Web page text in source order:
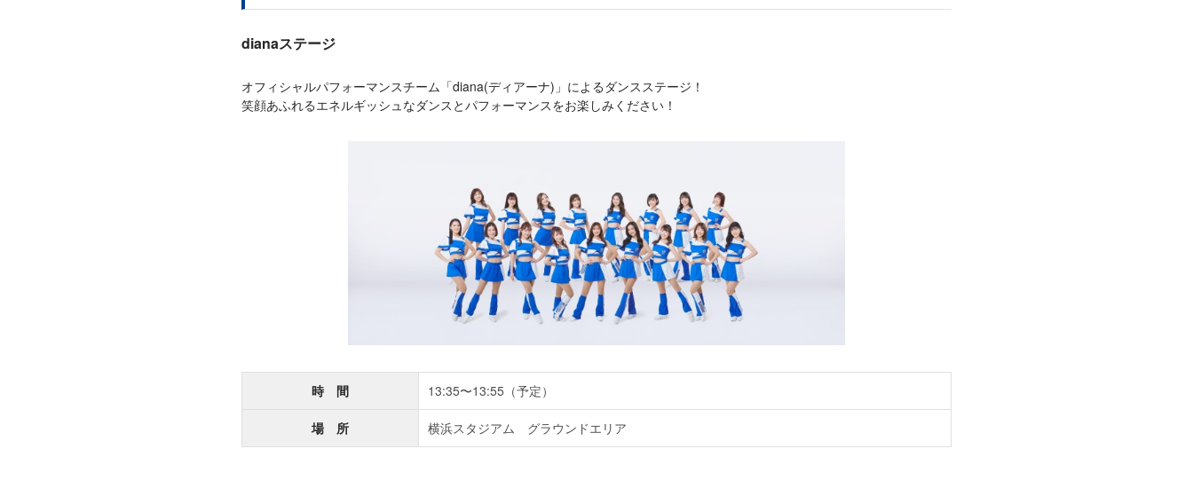
dianaステージ
オフィシャルパフォーマンスチーム「diana(ディアーナ)」によるダンスステージ！
笑顔あふれるエネルギッシュなダンスとパフォーマンスをお楽しみください！
時 間 13:35〜13:55（予定）
場 所 横浜スタジアム グラウンドエリア